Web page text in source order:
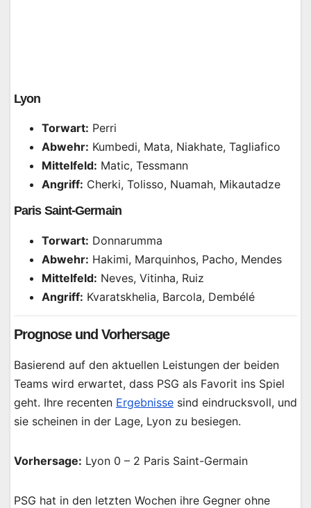
Lyon
Torwart: Perri
Abwehr: Kumbedi, Mata, Niakhate, Tagliafico
Mittelfeld: Matic, Tessmann
Angriff: Cherki, Tolisso, Nuamah, Mikautadze
Paris Saint-Germain
Torwart: Donnarumma
Abwehr: Hakimi, Marquinhos, Pacho, Mendes
Mittelfeld: Neves, Vitinha, Ruiz
Angriff: Kvaratskhelia, Barcola, Dembélé
Prognose und Vorhersage
Basierend auf den aktuellen Leistungen der beiden
Teams wird erwartet, dass PSG als Favorit ins Spiel
geht. Ihre recenten Ergebnisse sind eindrucksvoll, und
sie scheinen in der Lage, Lyon zu besiegen.
Vorhersage: Lyon 0 – 2 Paris Saint-Germain
PSG hat in den letzten Wochen ihre Gegner ohne